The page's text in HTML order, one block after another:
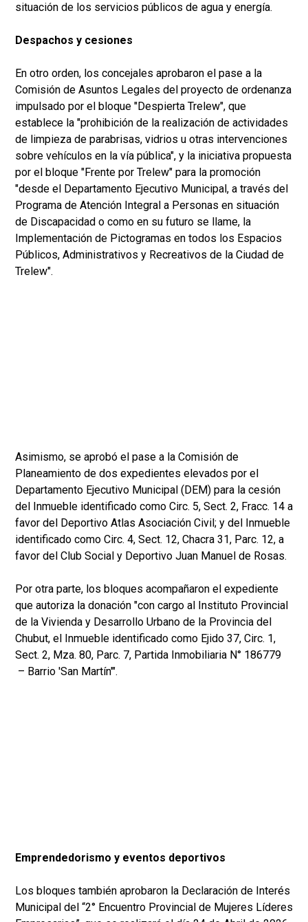
situación de los servicios públicos de agua y energía.
Despachos y cesiones
En otro orden, los concejales aprobaron el pase a la
Comisión de Asuntos Legales del proyecto de ordenanza
impulsado por el bloque "Despierta Trelew", que
establece la "prohibición de la realización de actividades
de limpieza de parabrisas, vidrios u otras intervenciones
sobre vehículos en la vía pública", y la iniciativa propuesta
por el bloque "Frente por Trelew" para la promoción
"desde el Departamento Ejecutivo Municipal, a través del
Programa de Atención Integral a Personas en situación
de Discapacidad o como en su futuro se llame, la
Implementación de Pictogramas en todos los Espacios
Públicos, Administrativos y Recreativos de la Ciudad de
Trelew".
Asimismo, se aprobó el pase a la Comisión de
Planeamiento de dos expedientes elevados por el
Departamento Ejecutivo Municipal (DEM) para la cesión
del Inmueble identificado como Circ. 5, Sect. 2, Fracc. 14 a
favor del Deportivo Atlas Asociación Civil; y del Inmueble
identificado como Circ. 4, Sect. 12, Chacra 31, Parc. 12, a
favor del Club Social y Deportivo Juan Manuel de Rosas.
Por otra parte, los bloques acompañaron el expediente
que autoriza la donación "con cargo al Instituto Provincial
de la Vivienda y Desarrollo Urbano de la Provincia del
Chubut, el Inmueble identificado como Ejido 37, Circ. 1,
Sect. 2, Mza. 80, Parc. 7, Partida Inmobiliaria N° 186779
– Barrio 'San Martín'".
Emprendedorismo y eventos deportivos
Los bloques también aprobaron la Declaración de Interés
Municipal del “2° Encuentro Provincial de Mujeres Líderes